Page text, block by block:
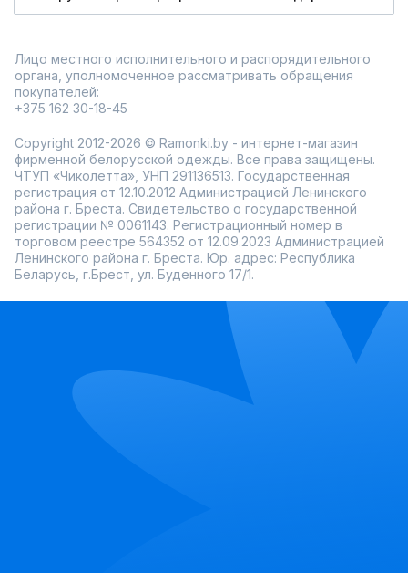
Лицо местного исполнительного и распорядительного
органа, уполномоченное рассматривать обращения
покупателей:
+375 162 30-18-45
Copyright 2012-2026 © Ramonki.by - интернет-магазин
фирменной белорусской одежды. Все права защищены.
ЧТУП «Чиколетта», УНП 291136513. Государственная
регистрация от 12.10.2012 Администрацией Ленинского
района г. Бреста. Свидетельство о государственной
регистрации № 0061143. Регистрационный номер в
торговом реестре 564352 от 12.09.2023 Администрацией
Ленинского района г. Бреста. Юр. адрес: Республика
Беларусь, г.Брест, ул. Буденного 17/1.